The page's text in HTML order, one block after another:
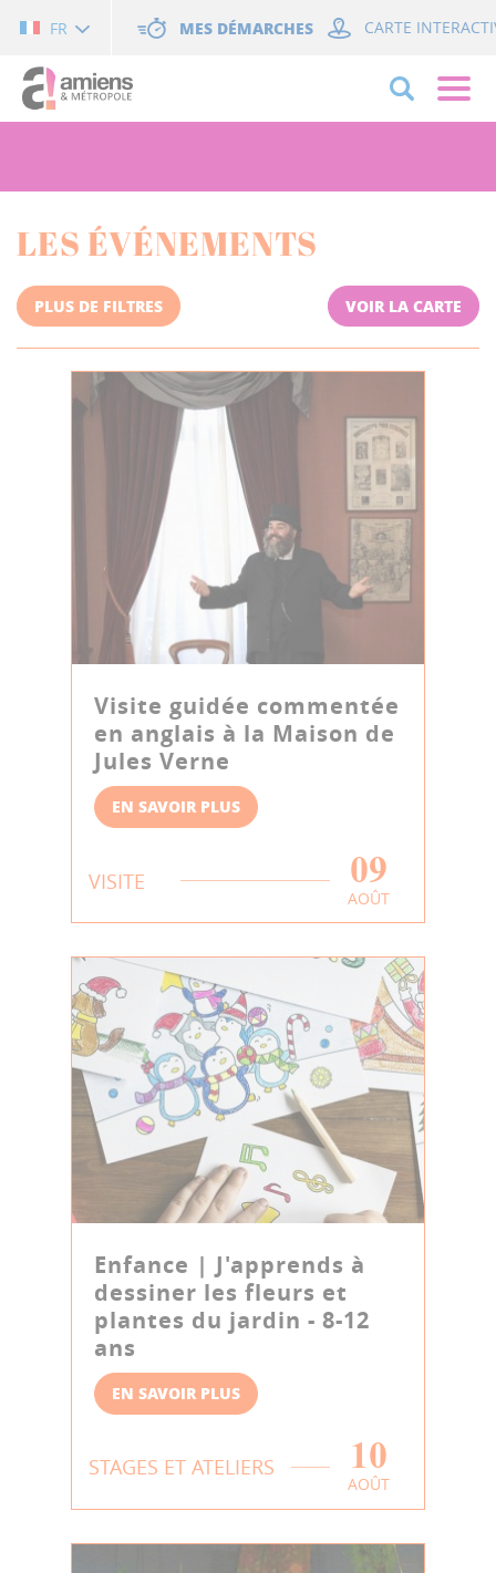
FR MES DÉMARCHES CARTE
LES ÉVÉNEMENTS
PLUS DE FILTRES VOIR LA CARTE
Visite guidée commentée
en anglais à la Maison de
Jules Verne
EN SAVOIR PLUS
VISITE 09
AOÛT
Enfance | J'apprends à
dessiner les fleurs et
plantes du jardin - 8-12
ans
EN SAVOIR PLUS
STAGES ET ATELIERS 10
AOÛT